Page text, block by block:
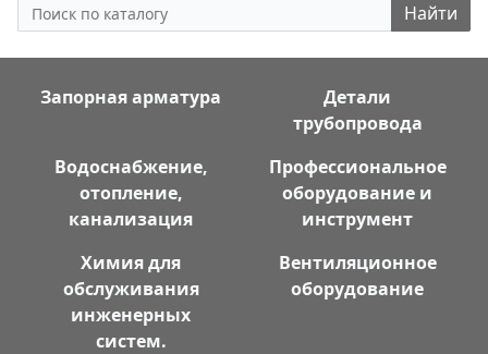
Найти
Запорная арматура
Детали
трубопровода
Водоснабжение,
отопление,
канализация
Профессиональное
оборудование и
инструмент
Химия для
обслуживания
инженерных
систем.
Вентиляционное
оборудование